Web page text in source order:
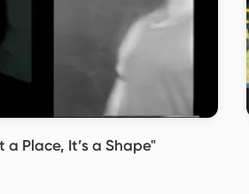
a Place, It’s a Shape"